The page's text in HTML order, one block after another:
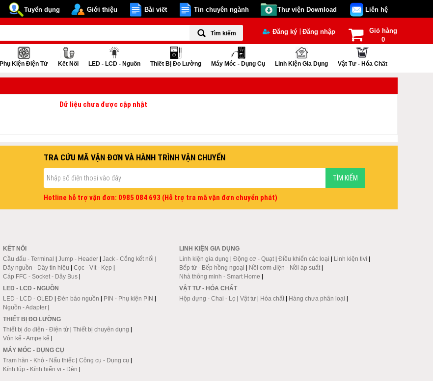
Tuyển dụng Giới thiệu Bài viết Tin chuyên ngành Thư viện Download Liên hệ
Tìm kiếm Đăng ký |Đăng nhập
Giỏ hàng
0
Phụ Kiện Điện Tử Kết Nối LED - LCD - Nguồn Thiết Bị Đo Lường Máy Móc - Dụng Cụ Linh Kiện Gia Dụng Vật Tư - Hóa Chất
Dữ liệu chưa được cập nhật
TRA CỨU MÃ VẬN ĐƠN VÀ HÀNH TRÌNH VẬN CHUYỂN
Hotline hỗ trợ vận đơn: 0985 084 693 (Hỗ trợ tra mã vận đơn chuyển phát)
KẾT NỐI
Cầu đấu - Terminal | Jump - Header| Jack - Cổng kết nối |
Dây nguồn - Dây tín hiệu | Cọc - Vít - Kẹp |
Cáp FFC - Socket - Dây Bus|
LED - LCD - NGUỒN
LED - LCD - OLED | Đèn báo nguồn | PIN - Phụ kiện PIN |
Nguồn - Adapter|
THIẾT BỊ ĐO LƯỜNG
Thiết bị đo điện - Điện tử| Thiết bị chuyên dụng |
Vôn kế - Ampe kế |
MÁY MÓC - DỤNG CỤ
Trạm hàn - Khò - Nấu thiếc| Công cụ - Dụng cụ |
Kính lúp - Kính hiển vi - Đèn |
LINH KIỆN GIA DỤNG
Linh kiện gia dụng |Động cơ - Quạt |Điều khiển các loại | Linh kiện tivi |
Bếp từ - Bếp hồng ngoại | Nồi cơm điện - Nồi áp suất |
Nhà thông minh - Smart Home |
VẬT TƯ - HÓA CHẤT
Hộp đựng - Chai - Lọ |Vật tư | Hóa chất | Hàng chưa phân loại |